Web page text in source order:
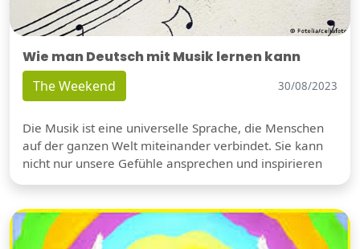
Wie man Deutsch mit Musik lernen kann
The Weekend 30/08/2023
Die Musik ist eine universelle Sprache, die Menschen
auf der ganzen Welt miteinander verbindet. Sie kann
nicht nur unsere Gefühle ansprechen und inspirieren